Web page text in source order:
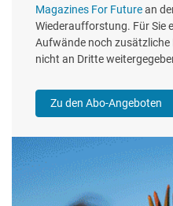
Magazines For Futurean
Wiederaufforstung. Für Sie
Aufwände noch zusätzliche
nicht an Dritte
Zu den Abo-Angeboten